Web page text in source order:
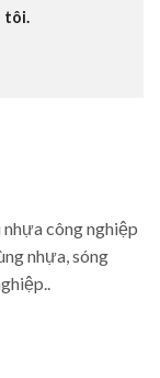
tôi.
nhựa công nghiệp
nhựa, sóng